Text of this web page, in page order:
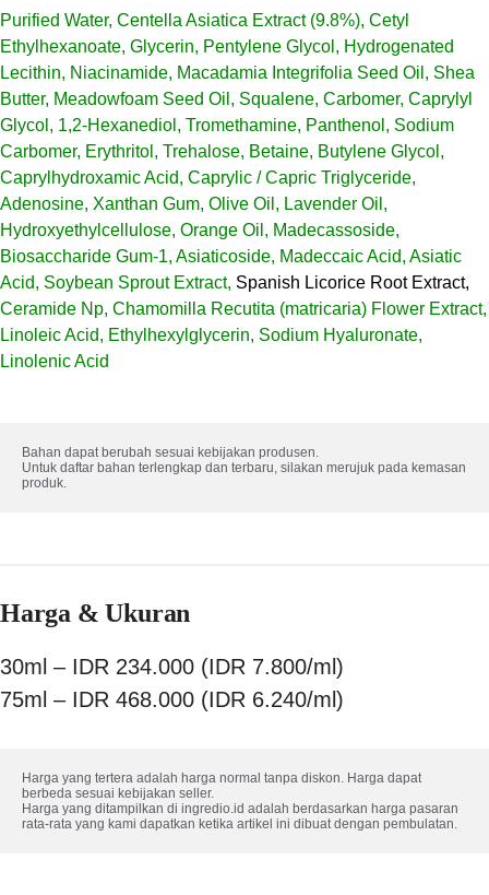
Purified Water, Centella Asiatica Extract (9.8%), Cetyl
Ethylhexanoate, Glycerin, Pentylene Glycol, Hydrogenated
Lecithin, Niacinamide, Macadamia Integrifolia Seed Oil, Shea
Butter, Meadowfoam Seed Oil, Squalene, Carbomer, Caprylyl
Glycol, 1,2-Hexanediol, Tromethamine, Panthenol, Sodium
Carbomer, Erythritol, Trehalose, Betaine, Butylene Glycol,
Caprylhydroxamic Acid, Caprylic / Capric Triglyceride,
Adenosine, Xanthan Gum, Olive Oil, Lavender Oil,
Hydroxyethylcellulose, Orange Oil, Madecassoside,
Biosaccharide Gum-1, Asiaticoside, Madeccaic Acid, Asiatic
Acid, Soybean Sprout Extract, Spanish Licorice Root Extract,
Ceramide Np, Chamomilla Recutita (matricaria) Flower Extract,
Linoleic Acid, Ethylhexylglycerin, Sodium Hyaluronate,
Linolenic Acid
Bahan dapat berubah sesuai kebijakan produsen.
Untuk daftar bahan terlengkap dan terbaru, silakan merujuk pada kemasan
produk.
Harga & Ukuran
30ml – IDR 234.000 (IDR 7.800/ml)
75ml – IDR 468.000 (IDR 6.240/ml)
Harga yang tertera adalah harga normal tanpa diskon. Harga dapat
berbeda sesuai kebijakan seller.
Harga yang ditampilkan di ingredio.id adalah berdasarkan harga pasaran
rata-rata yang kami dapatkan ketika artikel ini dibuat dengan pembulatan.